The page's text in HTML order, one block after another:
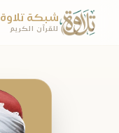
شبكة تلاوة
للقرآن الكريم